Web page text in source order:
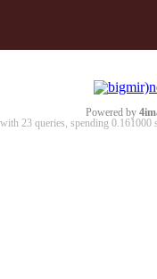
Powered by
with 23 queries, spending